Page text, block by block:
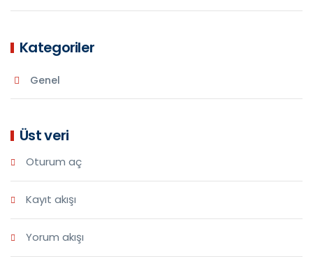
Kategoriler
Genel
Üst veri
Oturum aç
Kayıt akışı
Yorum akışı